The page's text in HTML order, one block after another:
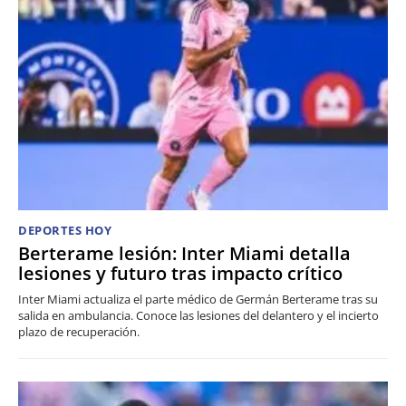
DEPORTES HOY
Berterame lesión: Inter Miami detalla
lesiones y futuro tras impacto crítico
Inter Miami actualiza el parte médico de Germán Berterame tras su
salida en ambulancia. Conoce las lesiones del delantero y el incierto
plazo de recuperación.